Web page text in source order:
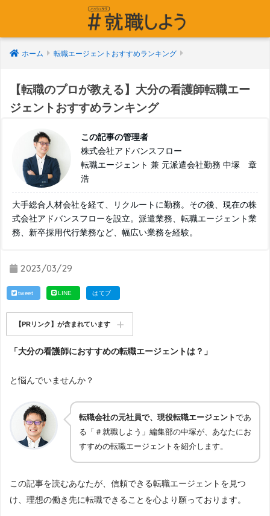
ホーム 転職エージェントおすすめランキング
【転職のプロが教える】大分の看護師転職エー
ジェントおすすめランキング
この記事の管理者
株式会社アドバンスフロー
転職エージェント 兼 元派遣会社勤務 中塚 章
浩
大手総合人材会社を経て、リクルートに勤務。その後、現在の株
式会社アドバンスフローを設立。派遣業務、転職エージェント業
務、新卒採用代行業務など、幅広い業務を経験。
2023/03/29
tweet LINE はてブ
【PRリンク】が含まれています
「大分の看護師におすすめの転職エージェントは？」
と悩んでいませんか？
転職会社の元社員で、現役転職エージェントであ
る「＃就職しよう」編集部の中塚が、あなたにお
すすめの転職エージェントを紹介します。
この記事を読むあなたが、信頼できる転職エージェントを見つ
け、理想の働き先に転職できることを心より願っております。